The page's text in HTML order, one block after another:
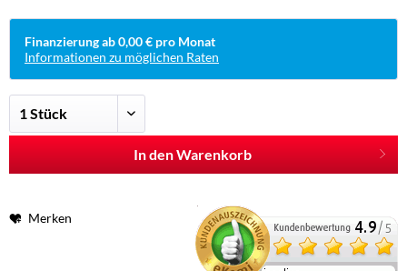
Finanzierung ab 0,00 € pro Monat
Informationen zu möglichen Raten
In den Warenkorb
Merken